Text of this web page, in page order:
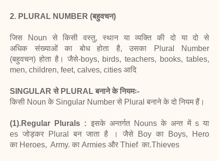
2. PLURAL NUMBER (बहुवचन)
जिस Noun से किसी वस्तु, स्थान या व्यक्ति की दो या दो से
अधिक संख्याओं का बोध होता है, उसका Plural Number
(बहुवचन) होता है। जैसे-boys, birds, teachers, books, tables,
men, children, feet, calves, cities आदि
SINGULAR से PLURAL बनाने के नियमः-
किसी Noun के Singular Number से Plural बनाने के दो नियम हैं।
(1).Regular Plurals : इसके अन्तर्गत Nouns के अन्त में s या
es जोड़कर Plural बन जाता है । जैसे Boy का Boys, Hero
का Heroes, Army. का Armies और Thief का.Thieves